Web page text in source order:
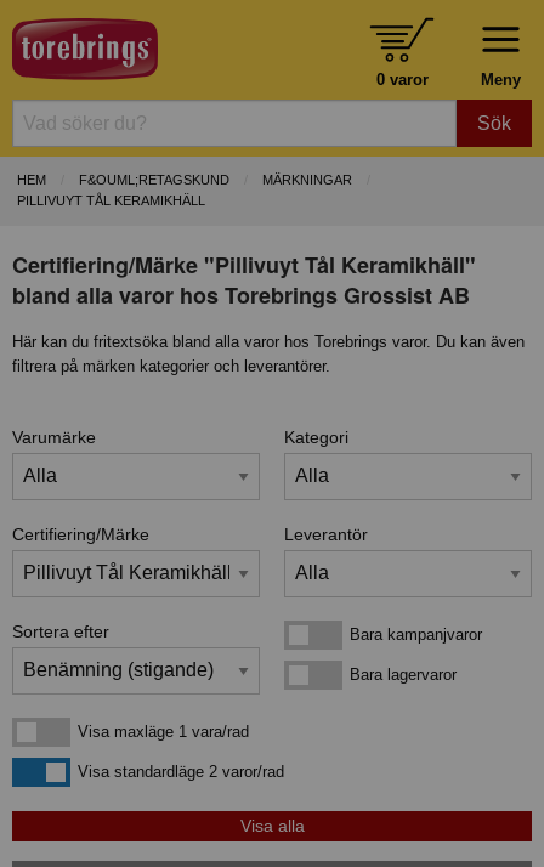
Meny
0 varor
Sök
HEM F&OUML;RETAGSKUND
MÄRKNINGAR
PILLIVUYT TÅL KERAMIKHÄLL
Certifiering/Märke "Pillivuyt Tål Keramikhäll"
bland alla varor hos Torebrings Grossist AB
Här kan du fritextsöka bland alla varor hos Torebrings varor. Du kan även
filtrera på märken kategorier och leverantörer.
Varumärke Kategori
Certifiering/Märke Leverantör
Sortera efter Bara kampanjvarorBara kampanjvaror
Bara lagervarorBara lagervaror
Visa maxläge 1 vara/rad
Visa maxläge 1 vara/rad
Visa standardlägeVisa standardläge 2 varor/rad